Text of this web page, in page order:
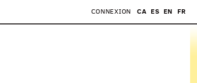
CONNEXION CA ES EN FR